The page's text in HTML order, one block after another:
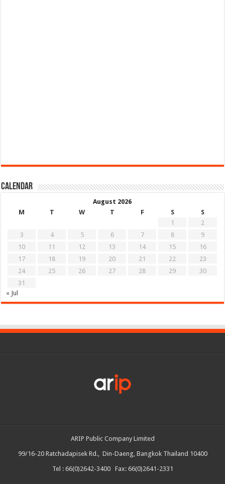
Calendar
August 2026
M
T W T F S
S
1
2
3
4 5 6 7 8
9
10
11 12 13 14 15
16
17
18 19 20 21 22
23
24
25 26 27 28 29
30
31
« Jul
ARIP Public Company Limited
99/16-20 Ratchadapisek Rd., Din-Daeng, Bangkok Thailand 10400
Tel : 66(0)2642-3400 Fax: 66(0)2641-2331